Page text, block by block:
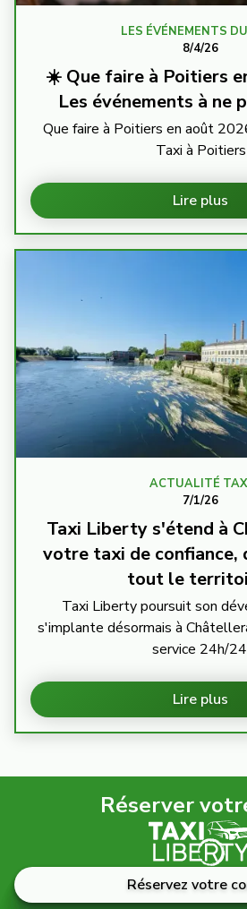
LES ÉVÉNEMENTS
8/4/26
☀️ Que faire à Poitiers
Les événements à ne
Que faire à Poitiers en août
Taxi à Poitiers
Lire plus
ACTUALITÉ
7/1/26
Taxi Liberty s'étend à
votre taxi de confiance,
tout le
Taxi Liberty poursuit son
s'implante désormais à
service 24h/
Lire plus
Réserver
Réservez votre